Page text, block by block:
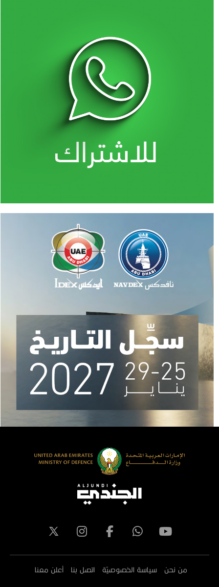
من نحن سياسة الخصوصيّة اتصل بنا أعلن معنا